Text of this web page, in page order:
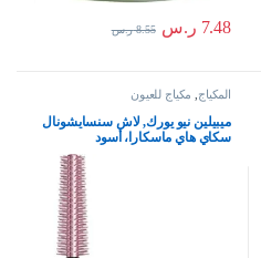
7.48 ر.س 8.55 ر.س
المكياج مكياج للعيون
ميبيلين نيو يورك, لاش سنسايشونال
سكاي هاي ماسكارا، أسود